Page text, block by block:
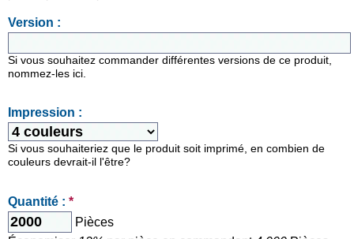
Version :
Si vous souhaitez commander différentes versions de ce produit,
nommez-les ici.
Impression :
Si vous souhaiteriez que le produit soit imprimé, en combien de
couleurs devrait-il l'être?
Quantité : *
Pièces